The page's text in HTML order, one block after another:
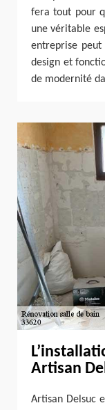
fera tout pour
une véritable
entreprise peut
design et
de modernité
Artisan
Artisan Delsuc